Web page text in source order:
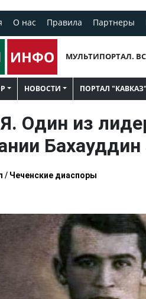
О нас Правила Партнеры
МУЛЬТИПОРТАЛ.
НОВОСТИ ПОРТАЛ "КАВКАЗ"
Один из
/ Чеченские диаспоры